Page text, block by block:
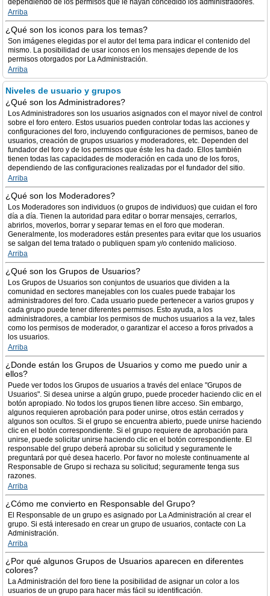
dependiendo de los permisos que le hayan concedido los administradores.
Arriba
¿Qué son los iconos para los temas?
Son imágenes elegidas por el autor del tema para indicar el contenido del
mismo. La posibilidad de usar iconos en los mensajes depende de los
permisos otorgados por La Administración.
Arriba
Niveles de usuario y grupos
¿Qué son los Administradores?
Los Administradores son los usuarios asignados con el mayor nivel de control
sobre el foro entero. Estos usuarios pueden controlar todas las acciones y
configuraciones del foro, incluyendo configuraciones de permisos, baneo de
usuarios, creación de grupos usuarios y moderadores, etc. Dependen del
fundador del foro y de los permisos que éste les ha dado. Ellos también
tienen todas las capacidades de moderación en cada uno de los foros,
dependiendo de las configuraciones realizadas por el fundador del sitio.
Arriba
¿Qué son los Moderadores?
Los Moderadores son individuos (o grupos de individuos) que cuidan el foro
día a día. Tienen la autoridad para editar o borrar mensajes, cerrarlos,
abrirlos, moverlos, borrar y separar temas en el foro que moderan.
Generalmente, los moderadores están presentes para evitar que los usuarios
se salgan del tema tratado o publiquen spam y/o contenido malicioso.
Arriba
¿Qué son los Grupos de Usuarios?
Los Grupos de Usuarios son conjuntos de usuarios que dividen a la
comunidad en sectores manejables con los cuales puede trabajar los
administradores del foro. Cada usuario puede pertenecer a varios grupos y
cada grupo puede tener diferentes permisos. Esto ayuda, a los
administradores, a cambiar los permisos de muchos usuarios a la vez, tales
como los permisos de moderador, o garantizar el acceso a foros privados a
los usuarios.
Arriba
¿Donde están los Grupos de Usuarios y como me puedo unir a
ellos?
Puede ver todos los Grupos de usuarios a través del enlace "Grupos de
Usuarios". Si desea unirse a algún grupo, puede proceder haciendo clic en el
botón apropiado. No todos los grupos tienen libre acceso. Sin embargo,
algunos requieren aprobación para poder unirse, otros están cerrados y
algunos son ocultos. Si el grupo se encuentra abierto, puede unirse haciendo
clic en el botón correspondiente. Si el grupo requiere de aprobación para
unirse, puede solicitar unirse haciendo clic en el botón correspondiente. El
responsable del grupo deberá aprobar su solicitud y seguramente le
preguntará por qué desea hacerlo. Por favor no moleste continuamente al
Responsable de Grupo si rechaza su solicitud; seguramente tenga sus
razones.
Arriba
¿Cómo me convierto en Responsable del Grupo?
El Responsable de un grupo es asignado por La Administración al crear el
grupo. Si está interesado en crear un grupo de usuarios, contacte con La
Administración.
Arriba
¿Por qué algunos Grupos de Usuarios aparecen en diferentes
colores?
La Administración del foro tiene la posibilidad de asignar un color a los
usuarios de un grupo para hacer más fácil su identificación.